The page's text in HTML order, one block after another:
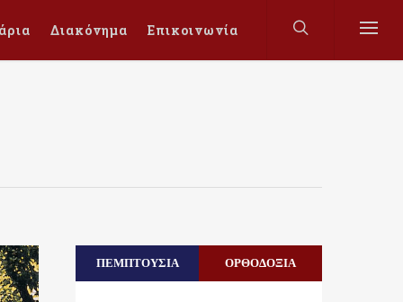
Διακόνημα Επικοινωνία
ΠΕΜΠΤΟΥΣΙΑ ΟΡΘΟΔΟΞΙΑ